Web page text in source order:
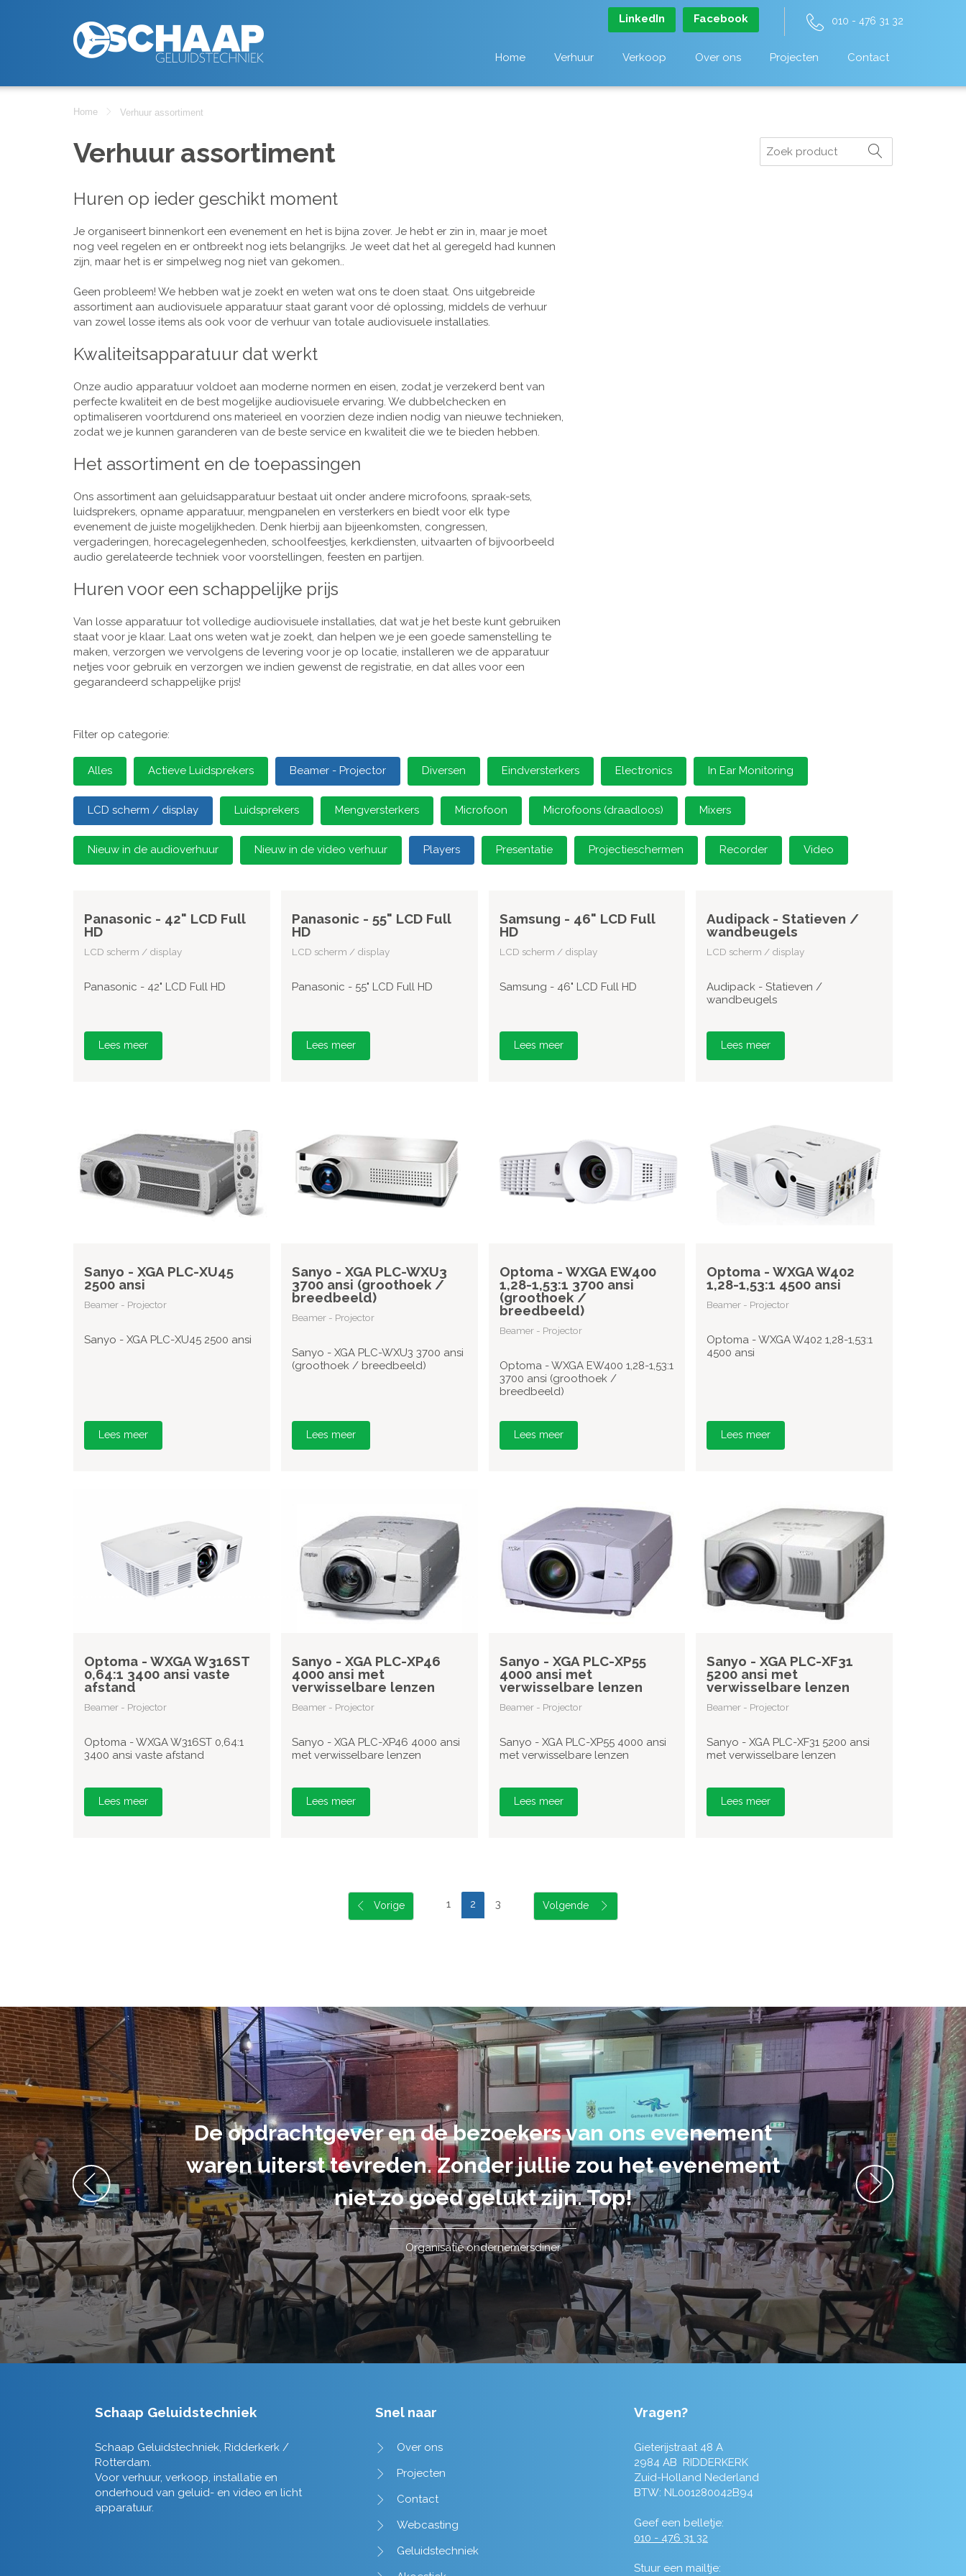
LinkedIn Facebook 010 - 476 31 32
Home Verhuur Verkoop Over ons Projecten Contact
Home Verhuur assortiment
Verhuur assortiment
Huren op ieder geschikt moment
Je organiseert binnenkort een evenement en het is bijna zover. Je hebt er zin in, maar je moet
nog veel regelen en er ontbreekt nog iets belangrijks. Je weet dat het al geregeld had kunnen
zijn, maar het is er simpelweg nog niet van gekomen..
Geen probleem! We hebben wat je zoekt en weten wat ons te doen staat. Ons uitgebreide
assortiment aan audiovisuele apparatuur staat garant voor dé oplossing, middels de verhuur
van zowel losse items als ook voor de verhuur van totale audiovisuele installaties.
Kwaliteitsapparatuur dat werkt
Onze audio apparatuur voldoet aan moderne normen en eisen, zodat je verzekerd bent van
perfecte kwaliteit en de best mogelijke audiovisuele ervaring. We dubbelchecken en
optimaliseren voortdurend ons materieel en voorzien deze indien nodig van nieuwe technieken,
zodat we je kunnen garanderen van de beste service en kwaliteit die we te bieden hebben.
Het assortiment en de toepassingen
Ons assortiment aan geluidsapparatuur bestaat uit onder andere microfoons, spraak-sets,
luidsprekers, opname apparatuur, mengpanelen en versterkers en biedt voor elk type
evenement de juiste mogelijkheden. Denk hierbij aan bijeenkomsten, congressen,
vergaderingen, horecagelegenheden, schoolfeestjes, kerkdiensten, uitvaarten of bijvoorbeeld
audio gerelateerde techniek voor voorstellingen, feesten en partijen.
Huren voor een schappelijke prijs
Van losse apparatuur tot volledige audiovisuele installaties, dat wat je het beste kunt gebruiken
staat voor je klaar. Laat ons weten wat je zoekt, dan helpen we je een goede samenstelling te
maken, verzorgen we vervolgens de levering voor je op locatie, installeren we de apparatuur
netjes voor gebruik en verzorgen we indien gewenst de registratie, en dat alles voor een
gegarandeerd schappelijke prijs!
Zoeken
Filter op categorie:
Alles Actieve Luidsprekers Beamer - Projector Diversen Eindversterkers Electronics In Ear Monitoring
LCD scherm / display Luidsprekers Mengversterkers Microfoon Microfoons (draadloos) Mixers
Nieuw in de audioverhuur Nieuw in de video verhuur Players Presentatie Projectieschermen Recorder Video
Panasonic - 42" LCD Full
HD
LCD scherm / display
Panasonic - 42" LCD Full HD
Lees meer
Panasonic - 55" LCD Full
HD
LCD scherm / display
Panasonic - 55" LCD Full HD
Lees meer
Samsung - 46" LCD Full
HD
LCD scherm / display
Samsung - 46" LCD Full HD
Lees meer
Audipack - Statieven /
wandbeugels
LCD scherm / display
Audipack - Statieven /
wandbeugels
Lees meer
Sanyo - XGA PLC-XU45
2500 ansi
Beamer - Projector
Sanyo - XGA PLC-XU45 2500 ansi
Lees meer
Sanyo - XGA PLC-WXU3
3700 ansi (groothoek /
breedbeeld)
Beamer - Projector
Sanyo - XGA PLC-WXU3 3700 ansi
(groothoek / breedbeeld)
Lees meer
Optoma - WXGA EW400
1,28-1,53:1 3700 ansi
(groothoek /
breedbeeld)
Beamer - Projector
Optoma - WXGA EW400 1,28-1,53:1
3700 ansi (groothoek /
breedbeeld)
Lees meer
Optoma - WXGA W402
1,28-1,53:1 4500 ansi
Beamer - Projector
Optoma - WXGA W402 1,28-1,53:1
4500 ansi
Lees meer
Optoma - WXGA W316ST
0,64:1 3400 ansi vaste
afstand
Beamer - Projector
Optoma - WXGA W316ST 0,64:1
3400 ansi vaste afstand
Lees meer
Sanyo - XGA PLC-XP46
4000 ansi met
verwisselbare lenzen
Beamer - Projector
Sanyo - XGA PLC-XP46 4000 ansi
met verwisselbare lenzen
Lees meer
Sanyo - XGA PLC-XP55
4000 ansi met
verwisselbare lenzen
Beamer - Projector
Sanyo - XGA PLC-XP55 4000 ansi
met verwisselbare lenzen
Lees meer
Sanyo - XGA PLC-XF31
5200 ansi met
verwisselbare lenzen
Beamer - Projector
Sanyo - XGA PLC-XF31 5200 ansi
met verwisselbare lenzen
Lees meer
1 2 3
De opdrachtgever en de bezoekers van ons evenement
waren uiterst tevreden. Zonder jullie zou het evenement
niet zo goed gelukt zijn. Top!
Organisatie ondernemersdiner
Schaap Geluidstechniek
Schaap Geluidstechniek, Ridderkerk /
Rotterdam.
Voor verhuur, verkoop, installatie en
onderhoud van geluid- en video en licht
apparatuur.
Snel naar
Over ons
Projecten
Contact
Webcasting
Geluidstechniek
Vragen?
Gieterijstraat 48 A
2984 AB RIDDERKERK
Zuid-Holland Nederland
BTW: NL001280042B94
Geef een belletje:
010 - 476 31 32
Stuur een mailtje: